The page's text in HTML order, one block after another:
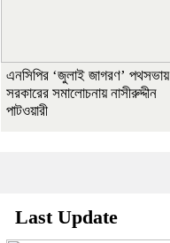
এনসিপির ‘জুলাই জাগরণ’ পথসভায়
সরকারের সমালোচনায় নাসীরুদ্দীন
পাটওয়ারী
Last Update